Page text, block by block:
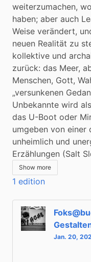
weiterzumachen,
haben; aber auch
Weise verändert,
neuen Realität zu
kollektive und
zurück: das Meer,
Menschen, Gott,
„versunkenen
Unbekannte wird
das U-Boot oder
umgeben von einer
unheimlich und
Erzählungen (Salt
Show more
1 edition
Jan. 20,